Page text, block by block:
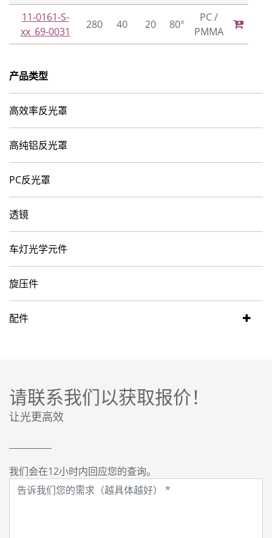
11-0161-S-
xx_69-0031
280 40 20 80°
PC /
PMMA
产品类型
高效率反光罩
高纯铝反光罩
PC反光罩
透镜
车灯光学元件
旋压件
配件
请联系我们以获取报价！
让光更高效
我们会在12小时内回应您的查询。